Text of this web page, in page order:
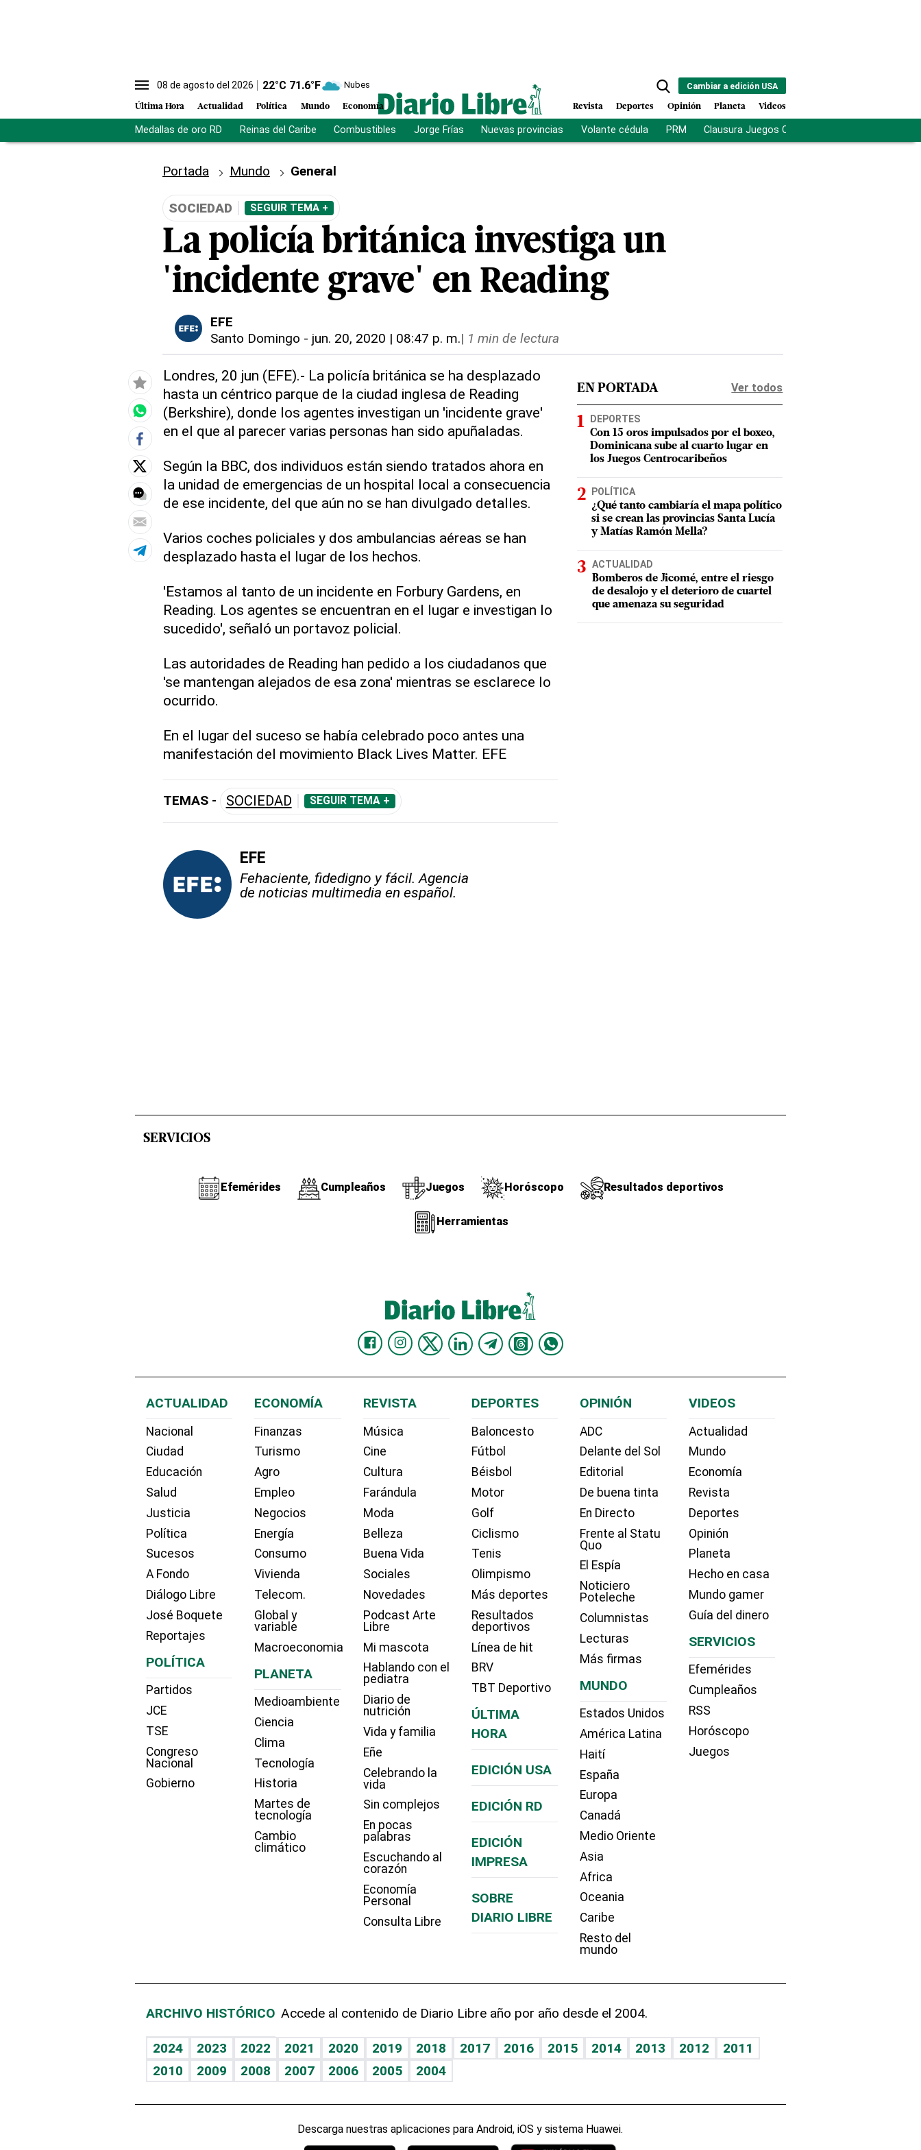
08 de agosto del 2026 22°C 71.6°F Nubes
Última Hora Actualidad Política Mundo Economía
Cambiar a edición USA
Revista Deportes Opinión Planeta Videos
Medallas de oro RD Reinas del Caribe Combustibles Jorge Frías Nuevas provincias Volante cédula PRM Clausura Juegos Centroamericanos
Portada Mundo General
SOCIEDAD SEGUIR TEMA +
La policía británica investiga un
'incidente grave' en Reading
EFE
Santo Domingo - jun. 20, 2020 | 08:47 p. m.| 1 min de lectura
Londres, 20 jun (EFE).- La policía británica se ha desplazado
hasta un céntrico parque de la ciudad inglesa de Reading
(Berkshire), donde los agentes investigan un 'incidente grave'
en el que al parecer varias personas han sido apuñaladas.
Según la BBC, dos individuos están siendo tratados ahora en
la unidad de emergencias de un hospital local a consecuencia
de ese incidente, del que aún no se han divulgado detalles.
Varios coches policiales y dos ambulancias aéreas se han
desplazado hasta el lugar de los hechos.
'Estamos al tanto de un incidente en Forbury Gardens, en
Reading. Los agentes se encuentran en el lugar e investigan lo
sucedido', señaló un portavoz policial.
Las autoridades de Reading han pedido a los ciudadanos que
'se mantengan alejados de esa zona' mientras se esclarece lo
ocurrido.
En el lugar del suceso se había celebrado poco antes una
manifestación del movimiento Black Lives Matter. EFE
TEMAS - SOCIEDAD SEGUIR TEMA +
EFE
Fehaciente, fidedigno y fácil. Agencia
de noticias multimedia en español.
EN PORTADA Ver todos
DEPORTES
Con 15 oros impulsados por el boxeo,
Dominicana sube al cuarto lugar en
los Juegos Centrocaribeños
POLÍTICA
¿Qué tanto cambiaría el mapa político
si se crean las provincias Santa Lucía
y Matías Ramón Mella?
ACTUALIDAD
Bomberos de Jicomé, entre el riesgo
de desalojo y el deterioro de cuartel
que amenaza su seguridad
SERVICIOS
Efemérides Cumpleaños Juegos Horóscopo Resultados deportivos
Herramientas
ACTUALIDAD
Nacional
Ciudad
Educación
Salud
Justicia
Política
Sucesos
A Fondo
Diálogo Libre
José Boquete
Reportajes
POLÍTICA
Partidos
JCE
TSE
Congreso
Nacional
Gobierno
ECONOMÍA
Finanzas
Turismo
Agro
Empleo
Negocios
Energía
Consumo
Vivienda
Telecom.
Global y
variable
Macroeconomia
PLANETA
Medioambiente
Ciencia
Clima
Tecnología
Historia
Martes de
tecnología
Cambio
climático
REVISTA
Música
Cine
Cultura
Farándula
Moda
Belleza
Buena Vida
Sociales
Novedades
Podcast Arte
Libre
Mi mascota
Hablando con el
pediatra
Diario de
nutrición
Vida y familia
Eñe
Celebrando la
vida
Sin complejos
En pocas
palabras
Escuchando al
corazón
Economía
Personal
Consulta Libre
DEPORTES
Baloncesto
Fútbol
Béisbol
Motor
Golf
Ciclismo
Tenis
Olimpismo
Más deportes
Resultados
deportivos
Línea de hit
BRV
TBT Deportivo
ÚLTIMA
HORA
EDICIÓN USA
EDICIÓN RD
EDICIÓN
IMPRESA
SOBRE
DIARIO LIBRE
OPINIÓN
ADC
Delante del Sol
Editorial
De buena tinta
En Directo
Frente al Statu
Quo
El Espía
Noticiero
Poteleche
Columnistas
Lecturas
Más firmas
MUNDO
Estados Unidos
América Latina
Haití
España
Europa
Canadá
Medio Oriente
Asia
Africa
Oceania
Caribe
Resto del
mundo
VIDEOS
Actualidad
Mundo
Economía
Revista
Deportes
Opinión
Planeta
Hecho en casa
Mundo gamer
Guía del dinero
SERVICIOS
Efemérides
Cumpleaños
RSS
Horóscopo
Juegos
ARCHIVO HISTÓRICO Accede al contenido de Diario Libre año por año desde el 2004.
2024 2023 2022 2021 2020 2019 2018 2017 2016 2015 2014 2013 2012
2011
2010
2009 2008 2007 2006 2005 2004
Descarga nuestras aplicaciones para Android, iOS y sistema Huawei.